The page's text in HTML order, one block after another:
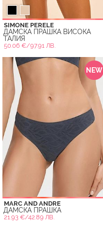
SIMONE PERELE
ДАМСКА ПРАШКА ВИСОКА
ТАЛИЯ
50.06 €/97.91 ЛВ.
NEW
MARC AND ANDRE
ДАМСКА ПРАШКА
21.93 €/42.89 ЛВ.